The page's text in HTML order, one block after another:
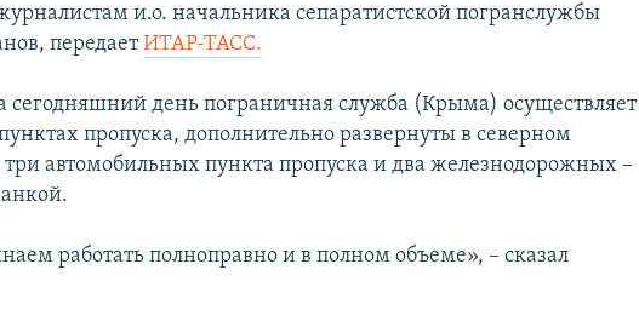
и.о. начальника сепаратистской погранслужбы
передаетИТАР-ТАСС.
сегодняшний день пограничная служба (Крыма) осуществляет
пропуска, дополнительно развернуты в северном
автомобильных пункта пропуска и два железнодорожных –
работать полноправно и в полном объеме», – сказал